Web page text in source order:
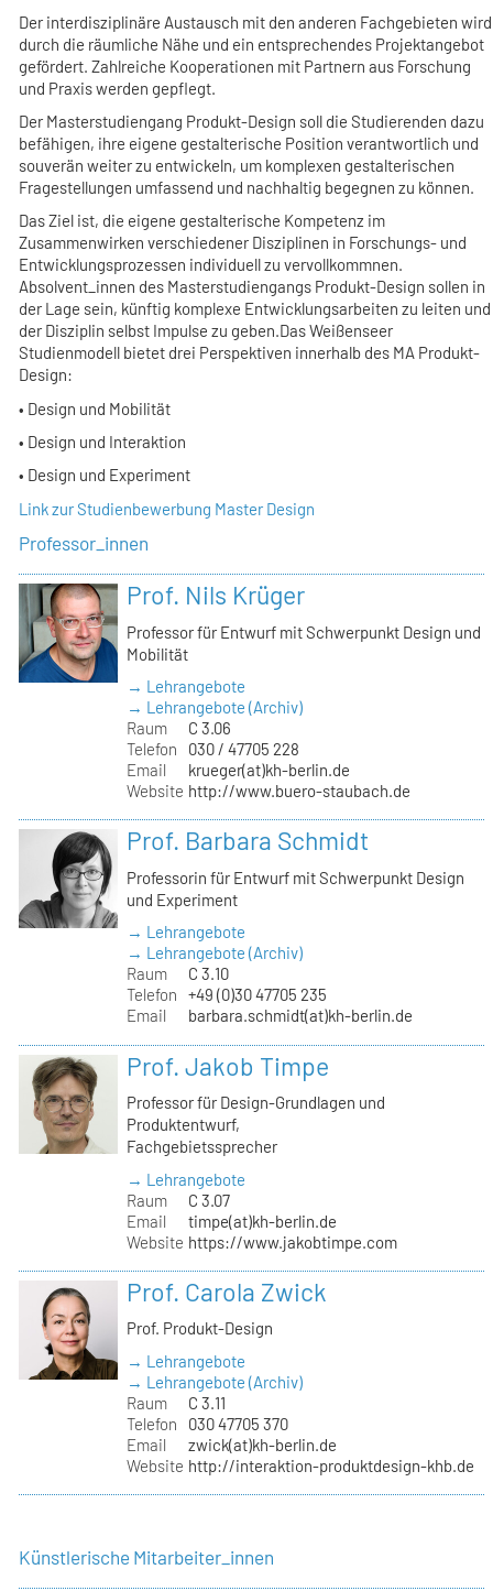
Der interdisziplinäre Austausch mit den anderen Fachgebieten wird
durch die räumliche Nähe und ein entsprechendes Projektangebot
gefördert. Zahlreiche Kooperationen mit Partnern aus Forschung
und Praxis werden gepflegt.
Der Masterstudiengang Produkt-Design soll die Studierenden dazu
befähigen, ihre eigene gestalterische Position verantwortlich und
souverän weiter zu entwickeln, um komplexen gestalterischen
Fragestellungen umfassend und nachhaltig begegnen zu können.
Das Ziel ist, die eigene gestalterische Kompetenz im
Zusammenwirken verschiedener Disziplinen in Forschungs- und
Entwicklungsprozessen individuell zu vervollkommnen.
Absolvent_innen des Masterstudiengangs Produkt-Design sollen in
der Lage sein, künftig komplexe Entwicklungsarbeiten zu leiten und
der Disziplin selbst Impulse zu geben.Das Weißenseer
Studienmodell bietet drei Perspektiven innerhalb des MA Produkt-
Design:
• Design und Mobilität
• Design und Interaktion
• Design und Experiment
Link zur Studienbewerbung Master Design
Professor_innen
Prof. Nils Krüger
Professor für Entwurf mit Schwerpunkt Design und
Mobilität
→ Lehrangebote
→ Lehrangebote (Archiv)
Raum
C 3.06
Telefon
030 / 47705 228
Email
krueger(at)kh-berlin.de
Website http://www.buero-staubach.de
Prof. Barbara Schmidt
Professorin für Entwurf mit Schwerpunkt Design
und Experiment
→ Lehrangebote
→ Lehrangebote (Archiv)
Raum
C 3.10
Telefon
+49 (0)30 47705 235
Email
barbara.schmidt(at)kh-berlin.de
Prof. Jakob Timpe
Professor für Design-Grundlagen und
Produktentwurf,
Fachgebietssprecher
→ Lehrangebote
Raum
C 3.07
Email
timpe(at)kh-berlin.de
Website https://www.jakobtimpe.com
Prof. Carola Zwick
Prof. Produkt-Design
→ Lehrangebote
→ Lehrangebote (Archiv)
Raum
C 3.11
Telefon
030 47705 370
Email
zwick(at)kh-berlin.de
Website http://interaktion-produktdesign-khb.de
Künstlerische Mitarbeiter_innen